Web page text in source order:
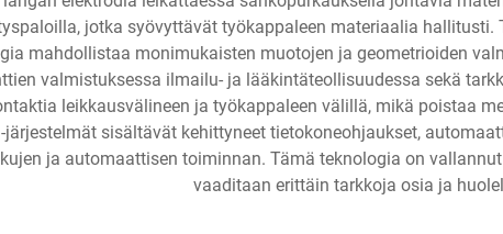
jotka syövyttävät työkappaleen materiaalia
mahdollistaa monimukaisten muotojen ja geometrioiden
valmistuksessa ilmailu- ja lääkintäteollisuudessa sekä
leikkausvälineen ja työkappaleen välillä, mikä poistaa
järjestelmät sisältävät kehittyneet tietokoneohjaukset,
ja automaattisen toiminnan. Tämä teknologia on
vaaditaan erittäin tarkkoja osia ja